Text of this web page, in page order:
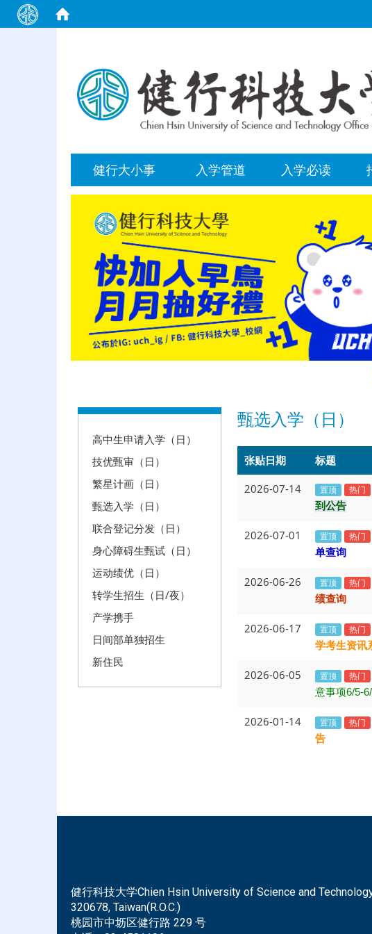
健行大小事 入学管道 入学必读
高中生申请入学（日）
技优甄审（日）
繁星计画（日）
甄选入学（日）
联合登记分发（日）
身心障碍生甄试（日）
运动绩优（日）
转学生招生（日/夜）
产学携手
日间部单独招生
新住民
甄选入学（日）
张贴日期 标题
2026-07-14 置顶 热门
到公告
2026-07-01 置顶 热门
单查询
2026-06-26 置顶 热门
绩查询
2026-06-17 置顶 热门
学考生资讯
2026-06-05 置顶 热门
意事项6/5-
2026-01-14 置顶 热门
告
健行科技大学Chien Hsin University of Science and
320678, Taiwan(R.O.C.)
桃园市中坜区健行路 229 号